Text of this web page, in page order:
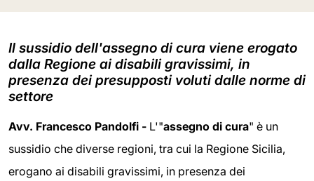
Il sussidio dell'assegno di cura viene erogato
dalla Regione ai disabili gravissimi, in
presenza dei presupposti voluti dalle norme di
settore
Avv. Francesco Pandolfi - L'"assegno di cura" è un
sussidio che diverse regioni, tra cui la Regione Sicilia,
erogano ai disabili gravissimi, in presenza dei